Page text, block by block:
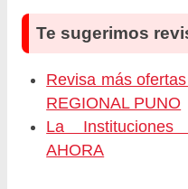
Te sugerimos
Revisa más
REGIONAL PUNO
La
AHORA